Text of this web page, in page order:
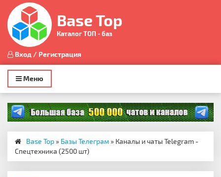
Base Top
Каталог ТОП - баз
Вход / Регистрация
Toggle
navigation
Меню
Base Top » Базы Телеграм » Каналы и чаты Telegram -
Спецтехника (2500 шт)